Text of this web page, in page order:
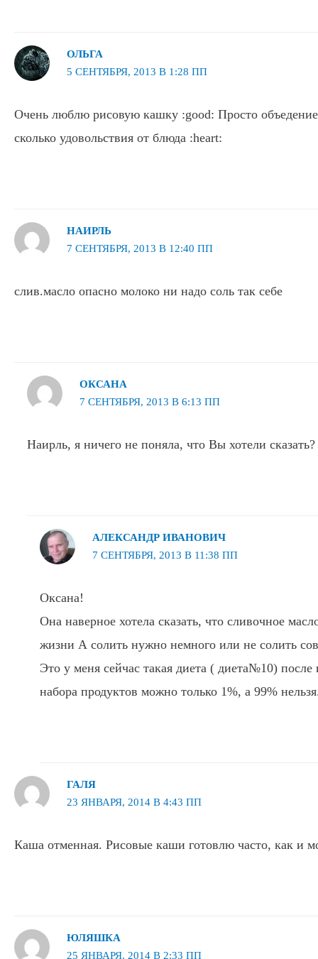
ОЛЬГА
5 СЕНТЯБРЯ, 2013 В 1:28 ПП
Очень люблю рисовую кашку :good: Просто объедение,
сколько удовольствия от блюда :heart:
НАИРЛЬ
7 СЕНТЯБРЯ, 2013 В 12:40 ПП
слив.масло опасно молоко ни надо соль так себе
ОКСАНА
7 СЕНТЯБРЯ, 2013 В 6:13 ПП
Наирль, я ничего не поняла, что Вы хотели
АЛЕКСАНДР ИВАНОВИЧ
7 СЕНТЯБРЯ, 2013 В 11:38 ПП
Оксана!
Она наверное хотела сказать, что сливочное
жизни А солить нужно немного или не солить
Это у меня сейчас такая диета ( диета№10) после
набора продуктов можно только 1%, а 99%
ГАЛЯ
23 ЯНВАРЯ, 2014 В 4:43 ПП
Каша отменная. Рисовые каши готовлю часто, как и
ЮЛЯШКА
25 ЯНВАРЯ, 2014 В 2:33 ПП